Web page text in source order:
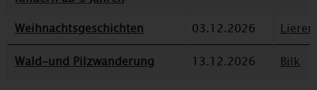
Weihnachtsgeschichten 03.12.2026
Wald-und Pilzwanderung
13.12.2026 Bilk